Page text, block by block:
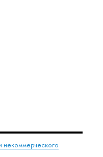
некоммерческого